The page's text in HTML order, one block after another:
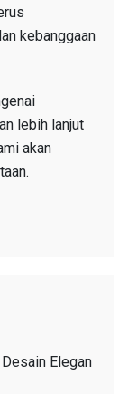
kebanggaan
lebih lanjut
akan
Elegan